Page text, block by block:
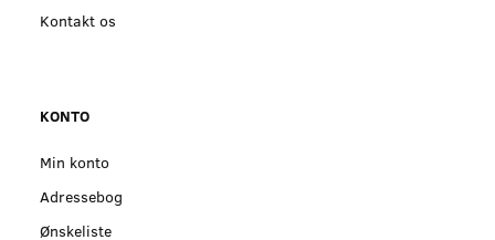
Kontakt os
KONTO
Min konto
Adressebog
Ønskeliste